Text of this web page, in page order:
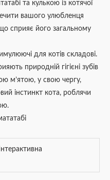
та кулькою із котячої
вашого улюбленця
сприяє його загальному
для котів складові.
природній гігієні зубів
м’ятою, у свою чергу,
інстинкт кота, роблячи
Інтерактивна